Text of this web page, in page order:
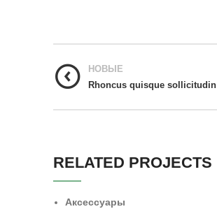
НОВЫЕ
Rhoncus quisque sollicitudin
RELATED PROJECTS
Аксессуары